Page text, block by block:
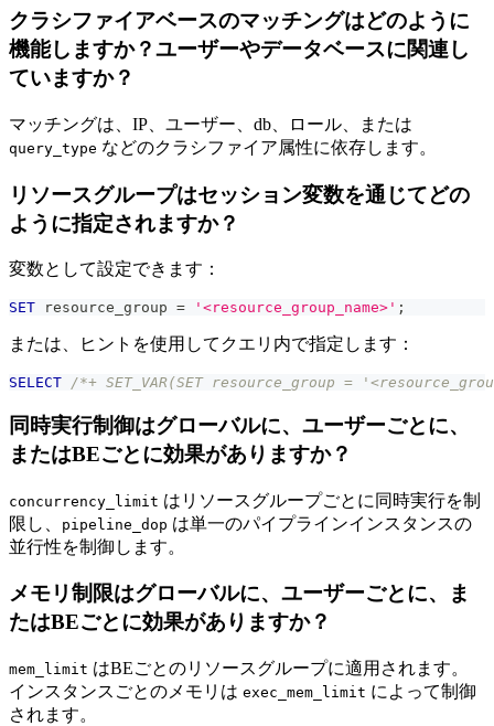
クラシファイアベースのマッチングはどのように
機能しますか？ユーザーやデータベースに関連し
ていますか？
マッチングは、IP、ユーザー、db、ロール、または
query_type などのクラシファイア属性に依存します。
リソースグループはセッション変数を通じてどの
ように指定されますか？
変数として設定できます：
SET resource_group = '<resource_group_name>' ;
または、ヒントを使用してクエリ内で指定します：
SELECT /*+ SET_VAR(SET resource_group =
同時実行制御はグローバルに、ユーザーごとに、
またはBEごとに効果がありますか？
concurrency_limit はリソースグループごとに同時実行を制
限し、
pipeline_dop は単一のパイプラインインスタンスの
並行性を制御します。
メモリ制限はグローバルに、ユーザーごとに、ま
たはBEごとに効果がありますか？
mem_limit はBEごとのリソースグループに適用されます。
インスタンスごとのメモリは exec_mem_limit によって制御
されます。